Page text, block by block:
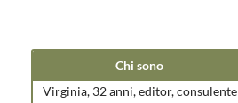
Chi sono
Virginia, 32 anni, editor, consulente